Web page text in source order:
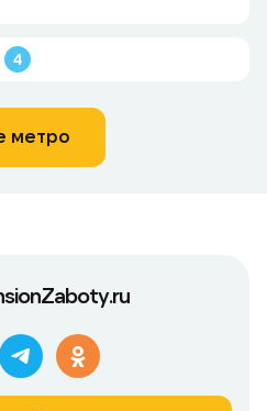
4
метро